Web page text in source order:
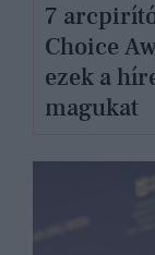
7
Choice
ezek a
magukat